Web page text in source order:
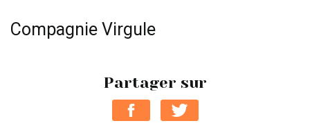
Compagnie Virgule
Partager sur